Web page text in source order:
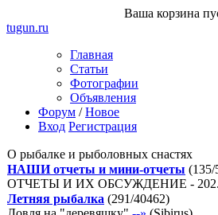
Ваша корзина
tugun.ru
Главная
Статьи
Фотографии
Объявления
Форум /Новое
Вход Регистрация
О рыбалке и рыболовных снастях
НАШИ отчеты и мини-отчеты (135/
ОТЧЕТЫ И ИХ ОБСУЖДЕНИЕ -
Летняя рыбалка (291/40462)